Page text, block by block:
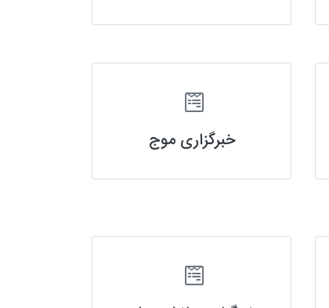
خبرگزاری موج